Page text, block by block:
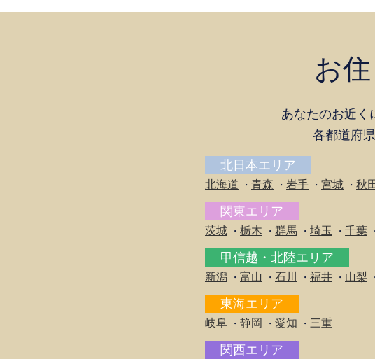
お
あなたのお近く
各都道府
北日本エリア
北海道 ・ 青森 ・ 岩手 ・ 宮城 ・ 秋
関東エリア
茨城 ・ 栃木 ・ 群馬 ・ 埼玉 ・ 千葉
甲信越・北陸エリア
新潟 ・ 富山 ・ 石川 ・ 福井 ・ 山梨
東海エリア
岐阜 ・ 静岡 ・ 愛知 ・ 三重
関西エリア